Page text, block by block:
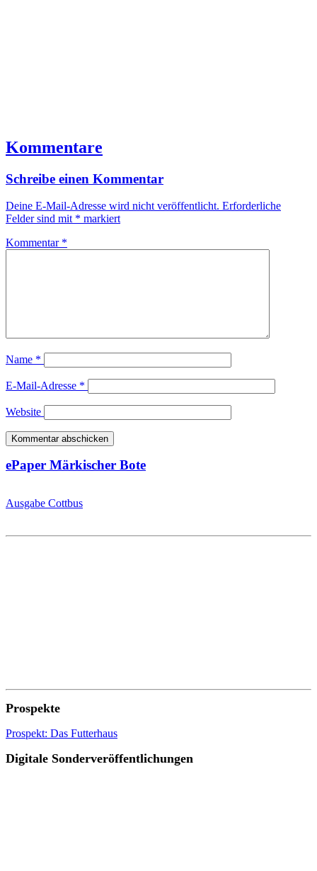
Kommentare
Schreibe einen Kommentar
Deine E-Mail-Adresse wird nicht veröffentlicht. Erforderliche
Felder sind mit * markiert
Kommentar *
Name *
E-Mail-Adresse *
Website
ePaper Märkischer Bote
Ausgabe Cottbus
Prospekte
Prospekt: Das Futterhaus
Digitale Sonderveröffentlichungen